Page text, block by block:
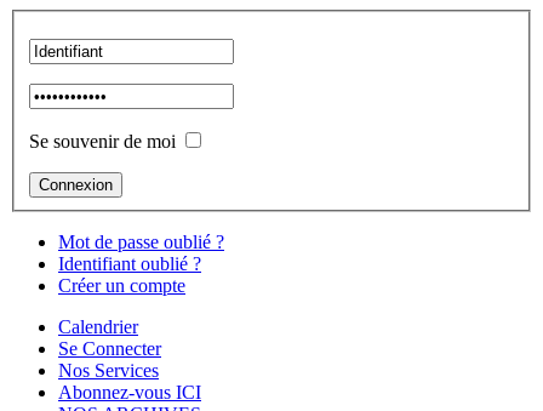
Se souvenir de moi
Mot de passe oublié ?
Identifiant oublié ?
Créer un compte
Calendrier
Se Connecter
Nos Services
Abonnez-vous ICI